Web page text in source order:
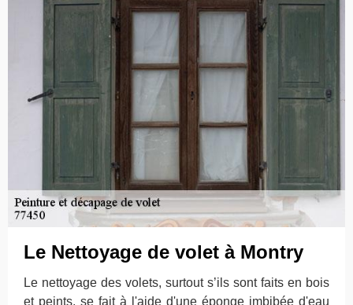
Le Nettoyage de volet à Montry
Le nettoyage des volets, surtout s’ils sont faits en bois
et peints, se fait à l'aide d'une éponge imbibée d'eau